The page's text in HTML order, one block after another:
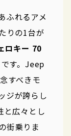
ふれるアメ
りの1台が
ロキー 70
です。Jeep
すべきモ
ジが誇らし
と広々とし
街乗りま